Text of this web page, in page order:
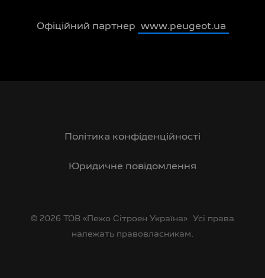
Офіційний партнер www.peugeot.ua
Політика конфіденційності
Юридичне повідомлення
© 2026 ТОВ «Пежо Сітроен Україна». Усі права
належать правовласникам.